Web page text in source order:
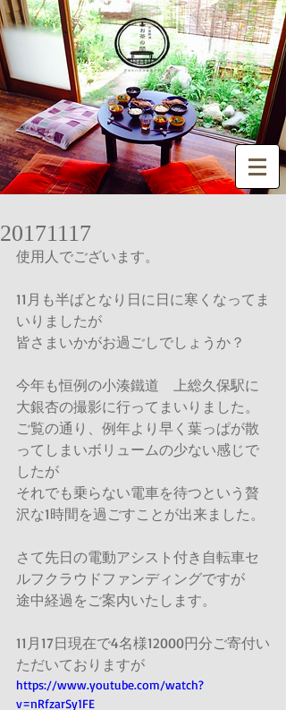
20171117
使用人でございます。
11月も半ばとなり日に日に寒くなってま
いりましたが
皆さまいかがお過ごしでしょうか？
今年も恒例の小湊鐵道　上総久保駅に
大銀杏の撮影に行ってまいりました。
ご覧の通り、例年より早く葉っぱが散
ってしまいボリュームの少ない感じで
したが
それでも乗らない電車を待つという贅
沢な1時間を過ごすことが出来ました。
さて先日の電動アシスト付き自転車セ
ルフクラウドファンディングですが
途中経過をご案内いたします。
11月17日現在で4名様12000円分ご寄付い
ただいておりますが
https://www.youtube.com/watch?
v=nRfzarSy1FE